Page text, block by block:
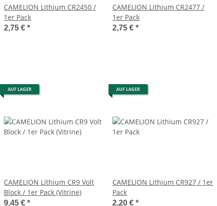
CAMELION Lithium CR2450 /
1er Pack
2,75 € *
CAMELION Lithium CR2477 /
1er Pack
2,75 € *
AUF LAGER
CAMELION Lithium CR9 Volt
Block / 1er Pack (Vitrine)
9,45 € *
AUF LAGER
CAMELION Lithium CR927 / 1er
Pack
2,20 € *